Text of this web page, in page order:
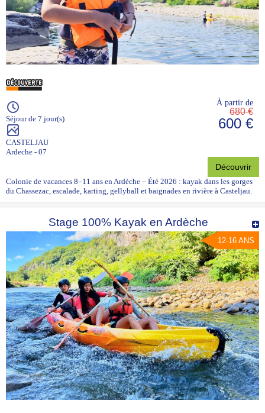
Séjour de 7 jour(s)
CASTELJAU
Ardeche - 07
À partir de
680 €
600 €
Découvrir
Colonie de vacances 8–11 ans en Ardèche – Été 2026 : kayak dans les gorges
du Chassezac, escalade, karting, gellyball et baignades en rivière à Casteljau.
Stage 100% Kayak en Ardèche
12-16 ANS